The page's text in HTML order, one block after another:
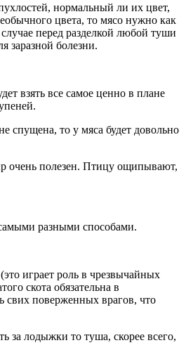
нормальный ли их цвет,
цвета, то мясо нужно как
перед разделкой любой туши
заразной болезни.
взять все самое ценно в плане
спущена, то у мяса будет довольно
очень полезен. Птицу ощипывают,
разными способами.
играет роль в чрезвычайных
скота обязательна в
свих поверженных врагов, что
за лодыжки то туша, скорее всего,